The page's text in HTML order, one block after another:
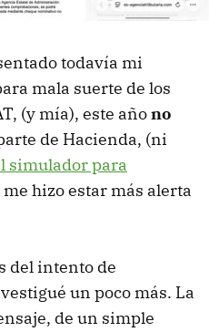
todavía mi
mala suerte de los
(y mía), este añono
de Hacienda, (ni
simulador para
hizo estar más alerta
del intento de
un poco más. La
de un simple